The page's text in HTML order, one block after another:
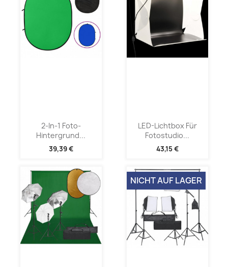
2-In-1 Foto-
Hintergrund...
39,39 €
LED-Lichtbox Für
Fotostudio...
43,15 €
NICHT AUF LAGER